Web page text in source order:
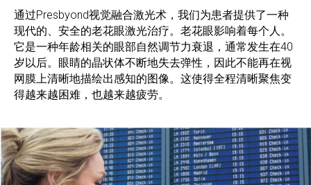
通过Presbyond视觉融合激光术，我们为患者提供了一种
现代的、安全的老花眼激光治疗。老花眼影响着每个人。
它是一种年龄相关的眼部自然调节力衰退，通常发生在40
岁以后。眼睛的晶状体不断地失去弹性，因此不能再在视
网膜上清晰地描绘出感知的图像。这使得全程清晰聚焦变
得越来越困难，也越来越疲劳。